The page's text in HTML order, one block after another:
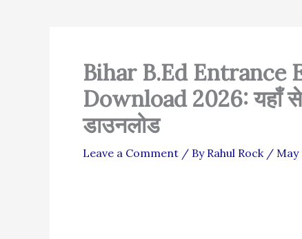
Bihar B.Ed Entrance
Download 2026: यहाँ से
डाउनलोड
Leave a Comment / By Rahul Rock / May